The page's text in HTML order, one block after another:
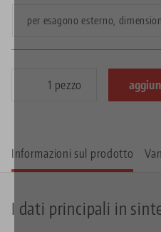
per esagono esterno,
pezzo
Informazioni sul prodotto
I dati principali in